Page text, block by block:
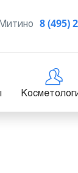
8 (495)